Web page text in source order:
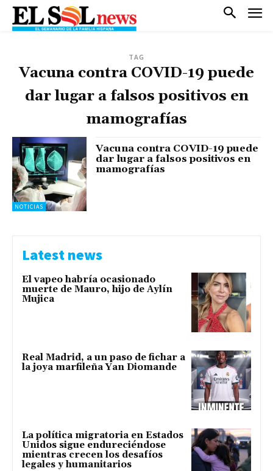
TAG
Vacuna contra COVID-19 puede
dar lugar a falsos positivos en
mamografías
NOTICIAS
Vacuna contra COVID-19 puede
dar lugar a falsos positivos en
mamografías
Latest news
El vapeo habría ocasionado
muerte de Mauro, hijo de Aylín
Mujica
Real Madrid, a un paso de fichar a
la joya marfileña Yan Diomande
La política migratoria en Estados
Unidos sigue endureciéndose
mientras crecen los desafíos
legales y humanitarios